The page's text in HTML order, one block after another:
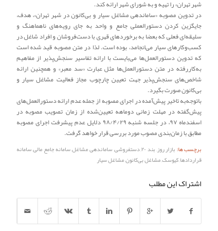
شهر تهران» را تهیه و به شورای شهر ارائه کند.
در تدوین مصوبه «ساماندهی مشاغل سیار و بی‌کانون در شهر تهران»، هدف،
جایگزین کردن دستورالعملی جامع و واحد به جای رویه‌های ناهماهنگ و
سلیقه‌ای فعلی که بعضا به برخوردهای قهری با دست‌فروشان و افراد شاغل در
کسب‌وکارهای سیار می‌انجامد، بوده است. لذا در متن مصوبه قید شده است
که تدوین دستورالعمل‌ها می‌بایست با ارائه تفاسیر سنجش‌پذیر از مفاهیم
به‌کاررفته در متن دستورالعمل‌ها مثل عبارت «سد معبر» و همچنین ارائه
شاخص‌های سنجش‌پذیر جهت تعیین چارچوب مجاز فعالیت مشاغل سیار و
بی‌کانون صورت بگیرد.
باتوجه‌به تاخیر پیش‌آمده در اجرای مصوبه از جمله عدم ارائه دستورالعمل‌های
پیش‌گفته در مهلت زمانی دوماهه تعیین‌شده از زمان تصویب مصوبه در
اسفندماه ۹۷، در جلسه شنبه ۹۸/۴/۲۹ دلایل عدم پیشرفت اجرای مصوبه
مطابق با زمان‌بندی مصوب مورد بررسی قرار خواهد گرفت.
برچسب ها: بازار روز,بند ۲۰ ,دستفروشی,ساماندهی مشاغل,سامانه جامع مالی,سامانه
قراردادها,کیوسک,مشاغل بی‌کانون,مشاغل سیار
اشتراک این مطلب